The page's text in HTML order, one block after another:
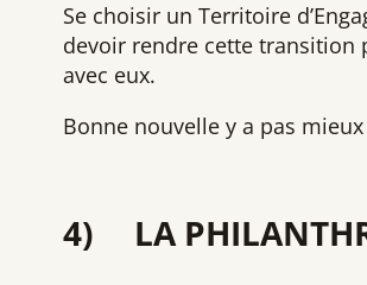
Se choisir un Territoire
devoir rendre cette transition
avec eux.
Bonne nouvelle y a pas
4) LA